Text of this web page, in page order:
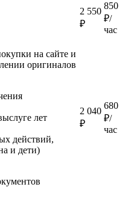
2 550
₽
850
₽/
час
на сайте и
оригиналов
лет
действий,
и дети)
2 040
₽
680
₽/
час